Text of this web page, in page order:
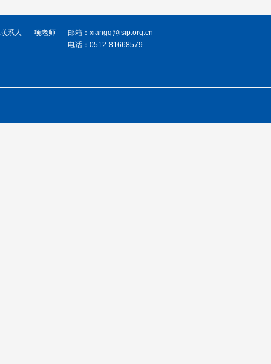
联系人 项老师
邮箱：xiangq@isip.org.cn
电话：0512-81668579